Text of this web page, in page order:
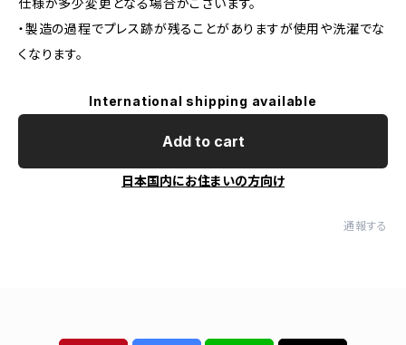
仕様が多少変更となる場合がございます。
・製造の過程でプレス跡が残ることがありますが使用や洗濯でな
くなります。
International shipping available
Add to cart
日本国内にお住まいの方向け
通報する